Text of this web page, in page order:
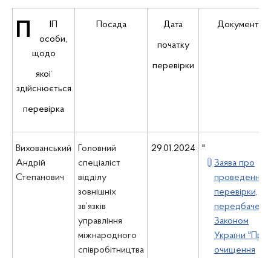
ПІП
особи,
щодо
якої
здійснюється
перевірка
Посада Дата
початку
перевірки
Документи
Вихованський
Андрій
Степанович
Головний
спеціаліст
відділу
зовнішніх
зв’язків
управління
міжнародного
співробітництва
29.01.2024
"
Заява про
проведення
перевірки,
Законом
України "Про
очищення